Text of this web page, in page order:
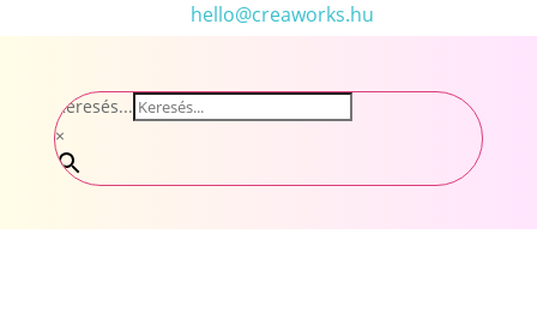
hello@creaworks.hu
Keresés...
×